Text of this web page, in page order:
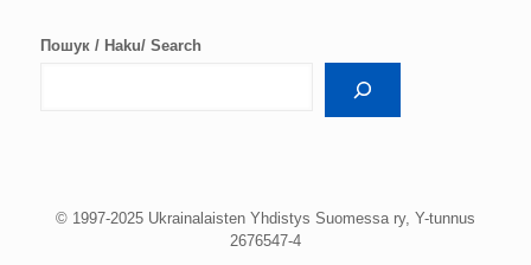
Пошук / Haku/ Search
© 1997-2025 Ukrainalaisten Yhdistys Suomessa ry, Y-tunnus
2676547-4